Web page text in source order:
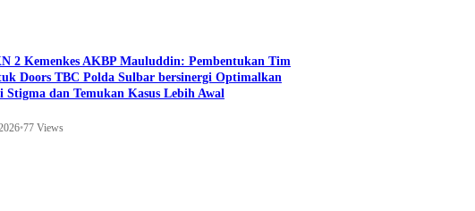
2 Kemenkes AKBP Mauluddin: Pembentukan Tim
Doors TBC Polda Sulbar bersinergi Optimalkan
Stigma dan Temukan Kasus Lebih Awal
•77 Views